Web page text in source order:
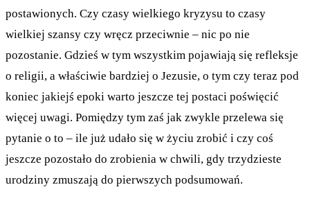
postawionych. Czy czasy wielkiego kryzysu to czasy
wielkiej szansy czy wręcz przeciwnie – nic po nie
pozostanie. Gdzieś w tym wszystkim pojawiają się refleksje
o religii, a właściwie bardziej o Jezusie, o tym czy teraz pod
koniec jakiejś epoki warto jeszcze tej postaci poświęcić
więcej uwagi. Pomiędzy tym zaś jak zwykle przelewa się
pytanie o to – ile już udało się w życiu zrobić i czy coś
jeszcze pozostało do zrobienia w chwili, gdy trzydzieste
urodziny zmuszają do pierwszych podsumowań.